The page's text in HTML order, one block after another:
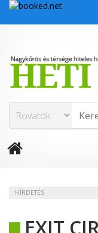
HÍRDETÉS
EXIT